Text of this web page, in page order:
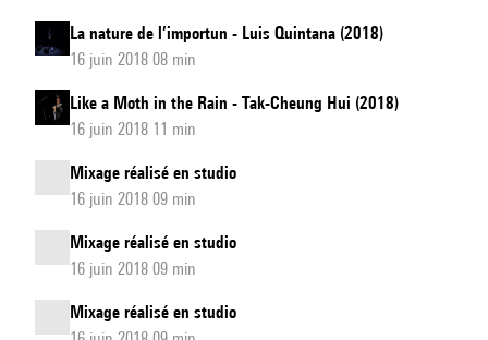
La nature de l’importun - Luis Quintana (2018)
16 juin 2018 08 min
Like a Moth in the Rain - Tak-Cheung Hui (2018)
16 juin 2018 11 min
Mixage réalisé en studio
16 juin 2018 09 min
Mixage réalisé en studio
16 juin 2018 09 min
Mixage réalisé en studio